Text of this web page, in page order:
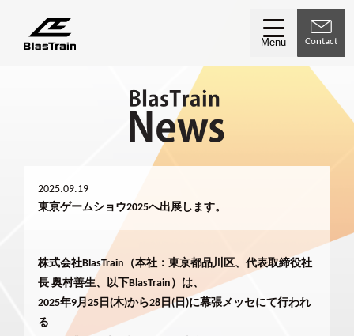
Menu Contact
2025.09.19
東京ゲームショウ2025へ出展します。
株式会社BlasTrain（本社：東京都品川区、代表取締役社
長 奥村善生、以下BlasTrain）は、
2025年9月25日(木)から28日(日)に幕張メッセにて行われ
る